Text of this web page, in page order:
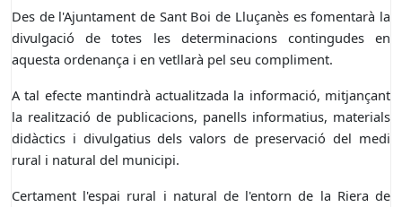
Des de l'Ajuntament de Sant Boi de Lluçanès es fomentarà la
divulgació de totes les determinacions contingudes en
aquesta ordenança i en vetllarà pel seu compliment.
A tal efecte mantindrà actualitzada la informació, mitjançant
la realització de publicacions, panells informatius, materials
didàctics i divulgatius dels valors de preservació del medi
rural i natural del municipi.
Certament l'espai rural i natural de l'entorn de la Riera de